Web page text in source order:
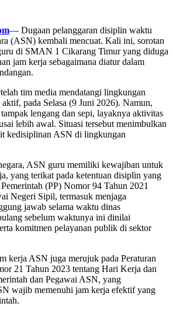
— Dugaan pelanggaran disiplin waktu
(ASN) kembali mencuat. Kali ini, sorotan
di SMAN 1 Cikarang Timur yang diduga
jam kerja sebagaimana diatur dalam
tim media mendatangi lingkungan
pada Selasa (9 Juni 2026). Namun,
lengang dan sepi, layaknya aktivitas
lebih awal. Situasi tersebut menimbulkan
kedisiplinan ASN di lingkungan
ASN guru memiliki kewajiban untuk
yang terikat pada ketentuan disiplin yang
(PP) Nomor 94 Tahun 2021
Negeri Sipil, termasuk menjaga
jawab selama waktu dinas
sebelum waktunya ini dinilai
komitmen pelayanan publik di sektor
kerja ASN juga merujuk pada Peraturan
21 Tahun 2023 tentang Hari Kerja dan
dan Pegawai ASN, yang
wajib memenuhi jam kerja efektif yang